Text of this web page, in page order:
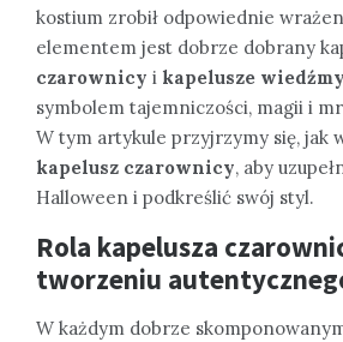
kostium zrobił odpowiednie
elementem jest dobrze dobrany
czarownicy i kapelusze wiedźmy
symbolem tajemniczości, magii i
W tym artykule przyjrzymy się, jak
kapelusz czarownicy, aby
Halloween i podkreślić swój styl.
Rola kapelusza
tworzeniu
W każdym dobrze